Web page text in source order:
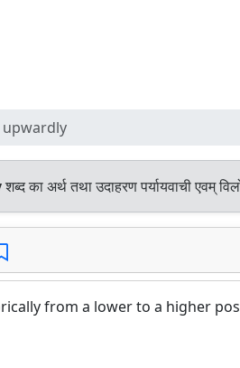
upwardly
शब्द का अर्थ तथा उदाहरण पर्यायवाची एवम्
from a lower to a higher